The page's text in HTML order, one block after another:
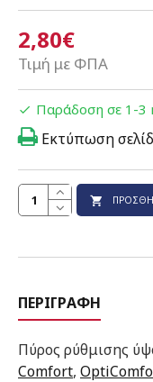
2,80€
Τιμή με ΦΠΑ
Παράδοση σε 1-3
Εκτύπωση
ΠΕΡΙΓΡΑΦΉ
Πύρος ρύθμισης
Comfort,